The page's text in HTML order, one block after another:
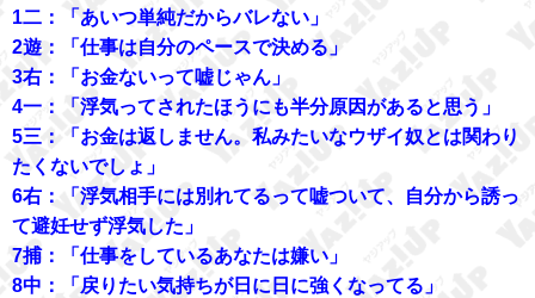
1二：「あいつ単純だからバレない」
2遊：「仕事は自分のペースで決める」
3右：「お金ないって嘘じゃん」
4一：「浮気ってされたほうにも半分原因があると思う」
5三：「お金は返しません。私みたいなウザイ奴とは関わり
たくないでしょ」
6右：「浮気相手には別れてるって嘘ついて、自分から誘っ
て避妊せず浮気した」
7捕：「仕事をしているあなたは嫌い」
8中：「戻りたい気持ちが日に日に強くなってる」